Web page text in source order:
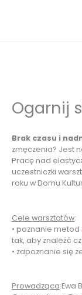
Ogarnij
Brak czasu i
zmęczenia? Jest
Pracę nad
uczestniczki
roku w Domu
Cele warsztatów:
• poznanie metod
tak, aby znaleźć
• zapoznanie się
Prowadząca:Ewa